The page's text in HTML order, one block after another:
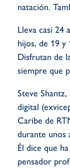
natación.
Lleva casi 24
hijos, de 19 y
Disfrutan de
siempre que
Steve
digital
Caribe de
durante unos
Él dice que
pensador